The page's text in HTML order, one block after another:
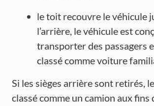
le toit recouvre le véhicule
l’arrière, le véhicule est
transporter des passagers
classé comme voiture
Si les sièges arrière sont retirés,
classé comme un camion aux fins